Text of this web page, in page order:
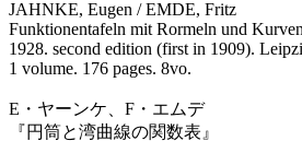
JAHNKE, Eugen / EMDE, Fritz
Funktionentafeln mit Rormeln und Kurven
1928. second edition (first in 1909).
1 volume. 176 pages. 8vo.
E・ヤーンケ、F・エムデ
『円筒と湾曲線の関数表』